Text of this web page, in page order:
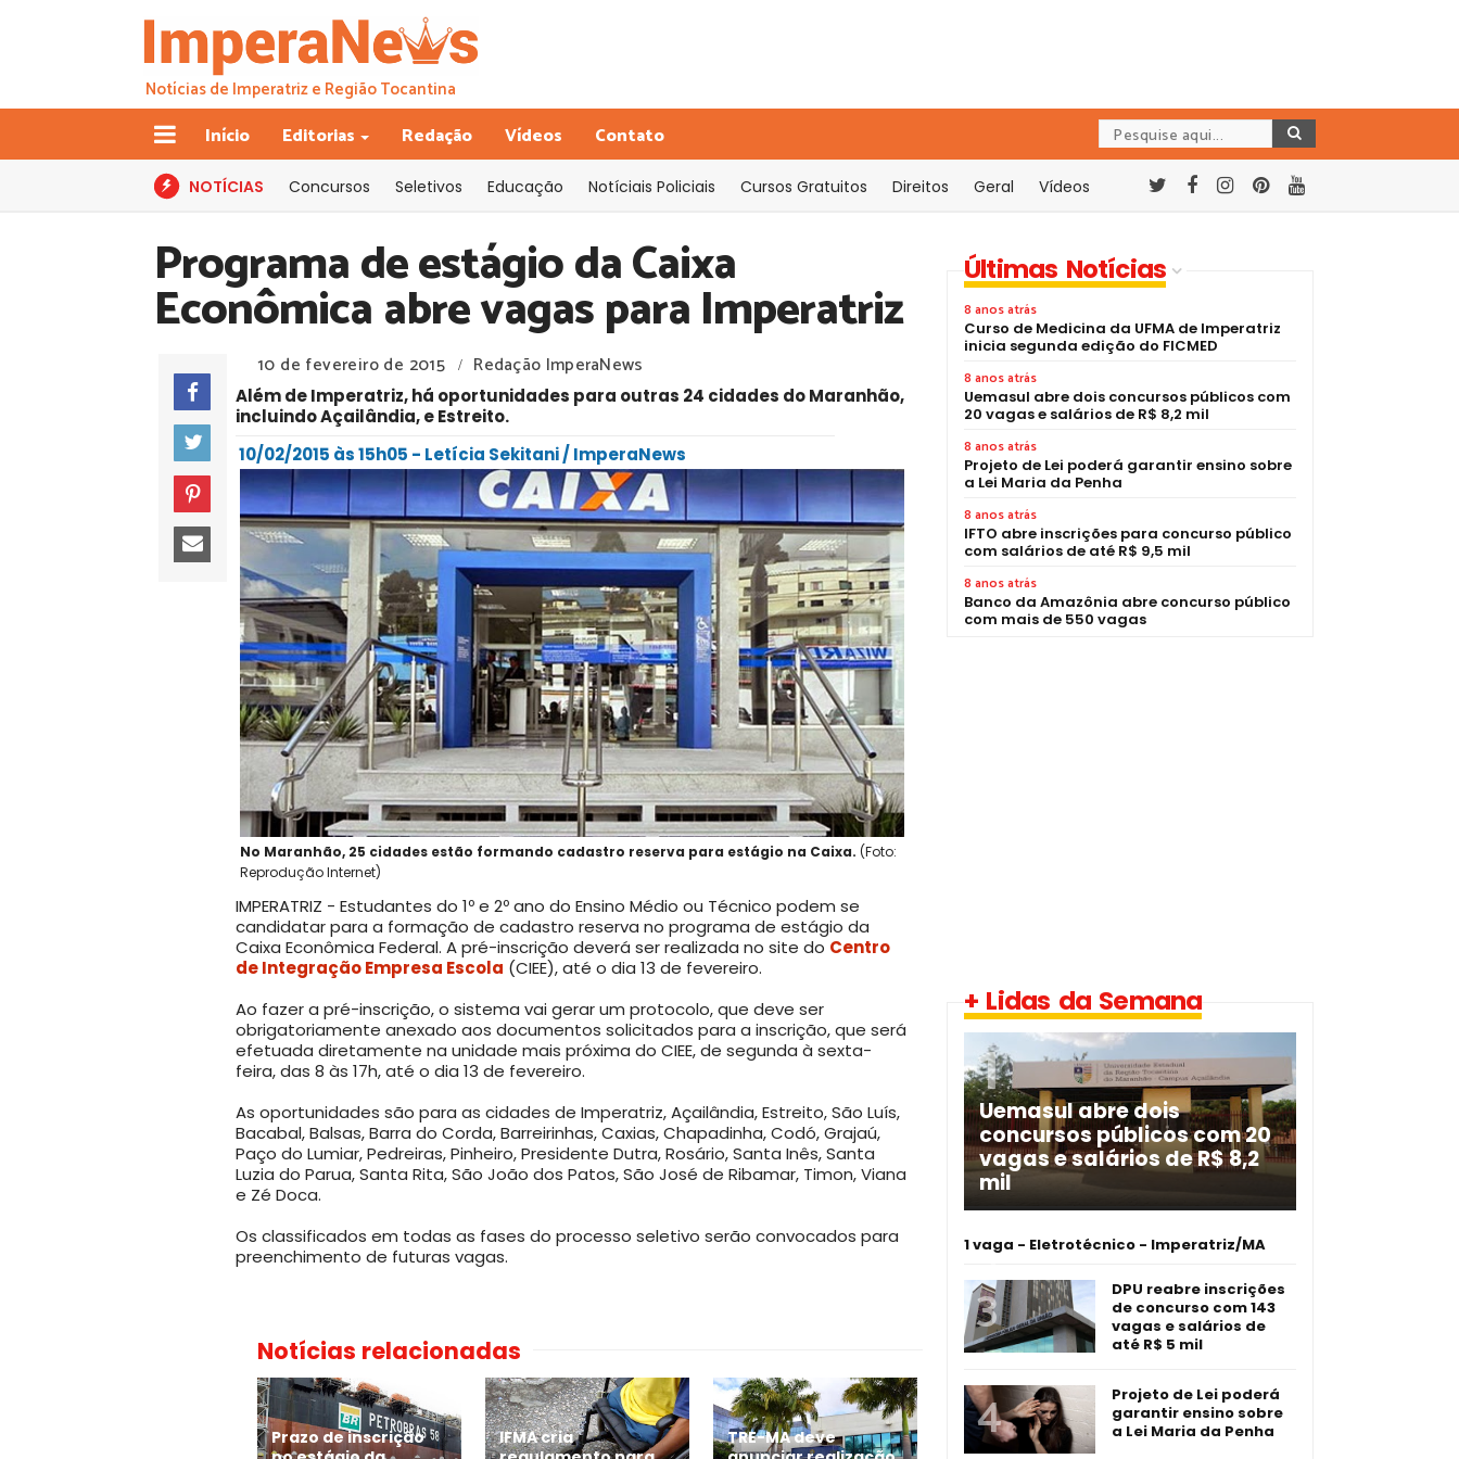
Notícias de Imperatriz e Região Tocantina
Início Editorias Redação Vídeos Contato
NOTÍCIAS Concursos Seletivos Educação Notíciais Policiais Cursos Gratuitos Direitos Geral Vídeos
Programa de estágio da Caixa
Econômica abre vagas para Imperatriz
10 de fevereiro de 2015 / Redação ImperaNews
Além de Imperatriz, há oportunidades para outras 24 cidades do Maranhão,
incluindo Açailândia, e Estreito.
10/02/2015 às 15h05 - Letícia Sekitani / ImperaNews
No Maranhão, 25 cidades estão formando cadastro reserva para estágio na Caixa. (Foto:
Reprodução Internet)
IMPERATRIZ - Estudantes do 1º e 2º ano do Ensino Médio ou Técnico podem se
candidatar para a formação de cadastro reserva no programa de estágio da
Caixa Econômica Federal. A pré-inscrição deverá ser realizada no site do Centro
de Integração Empresa Escola (CIEE), até o dia 13 de fevereiro.
Ao fazer a pré-inscrição, o sistema vai gerar um protocolo, que deve ser
obrigatoriamente anexado aos documentos solicitados para a inscrição, que será
efetuada diretamente na unidade mais próxima do CIEE, de segunda à sexta-
feira, das 8 às 17h, até o dia 13 de fevereiro.
As oportunidades são para as cidades de Imperatriz, Açailândia, Estreito, São Luís,
Bacabal, Balsas, Barra do Corda, Barreirinhas, Caxias, Chapadinha, Codó, Grajaú,
Paço do Lumiar, Pedreiras, Pinheiro, Presidente Dutra, Rosário, Santa Inês, Santa
Luzia do Parua, Santa Rita, São João dos Patos, São José de Ribamar, Timon, Viana
e Zé Doca.
Os classificados em todas as fases do processo seletivo serão convocados para
preenchimento de futuras vagas.
Notícias relacionadas
Prazo de inscrição
IFMA cria
TRE-MA deve
Últimas Notícias
8 anos atrás
Curso de Medicina da UFMA de Imperatriz
inicia segunda edição do FICMED
8 anos atrás
Uemasul abre dois concursos públicos com
20 vagas e salários de R$ 8,2 mil
8 anos atrás
Projeto de Lei poderá garantir ensino sobre
a Lei Maria da Penha
8 anos atrás
IFTO abre inscrições para concurso público
com salários de até R$ 9,5 mil
8 anos atrás
Banco da Amazônia abre concurso público
com mais de 550 vagas
+ Lidas da Semana
Uemasul abre dois
concursos públicos com 20
vagas e salários de R$ 8,2
mil
1 vaga - Eletrotécnico -­ Imperatriz/MA
DPU reabre inscrições
de concurso com 143
vagas e salários de
até R$ 5 mil
Projeto de Lei poderá
garantir ensino sobre
a Lei Maria da Penha